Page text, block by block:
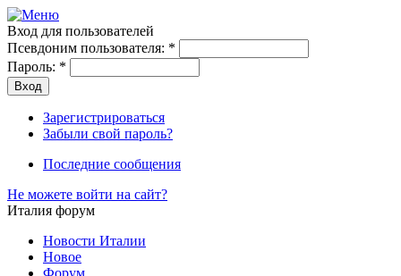
Вход для пользователей
Псевдоним пользователя: *
Пароль: *
Зарегистрироваться
Забыли свой пароль?
Последние сообщения
Не можете войти на сайт?
Италия форум
Новости Италии
Новое
Форум